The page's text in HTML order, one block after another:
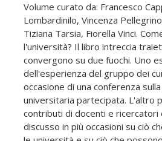
Volume curato da: Francesco
Lombardinilo, Vincenza
Tiziana Tarsia, Fiorella Vinci.
l'università? Il libro intreccia
convergono su due fuochi. Uno
dell'esperienza del gruppo dei
occasione di una conferenza
universitaria partecipata. L'altro
contributi di docenti e ricercatori
discusso in più occasioni su ciò